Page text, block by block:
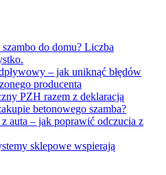
do domu? Liczba
– jak uniknąć błędów
producenta
PZH razem z deklaracją
betonowego szamba?
auta – jak poprawić odczucia z
sklepowe wspierają